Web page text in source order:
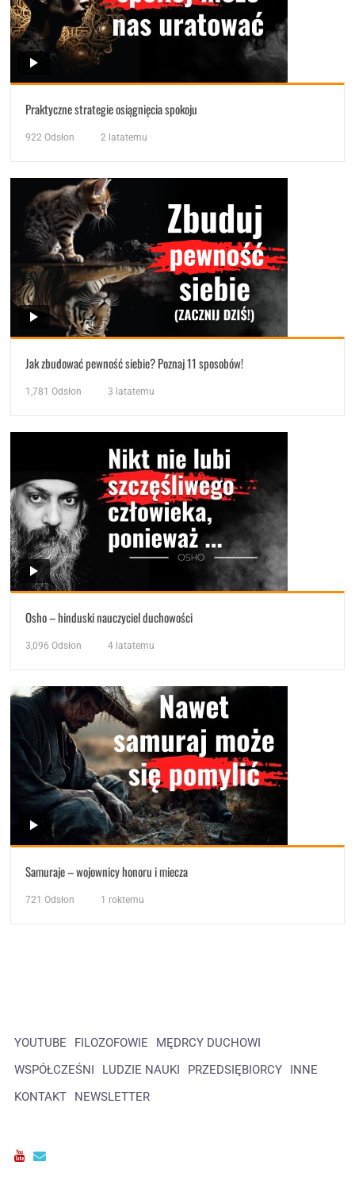
Praktyczne strategie osiągnięcia spokoju
922 Odsłon 2 latatemu
Jak zbudować pewność siebie? Poznaj 11 sposobów!
1,781 Odsłon 3 latatemu
Osho – hinduski nauczyciel duchowości
3,096 Odsłon 4 latatemu
Samuraje – wojownicy honoru i miecza
721 Odsłon 1 roktemu
YOUTUBE FILOZOFOWIE
MĘDRCY DUCHOWI
WSPÓŁCZEŚNI
LUDZIE NAUKI PRZEDSIĘBIORCY
INNE
KONTAKT
NEWSLETTER